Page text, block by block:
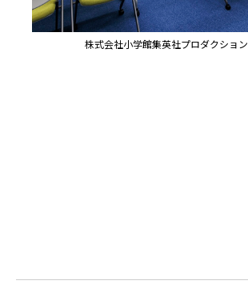
株式会社小学館集英社プロダクション